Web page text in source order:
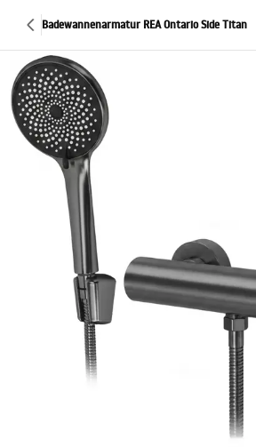
Badewannenarmatur REA Ontario Side Titan